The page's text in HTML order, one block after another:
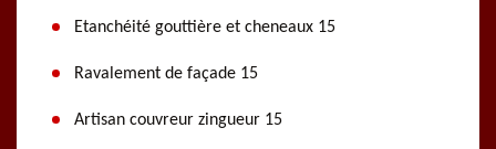
Etanchéité gouttière et cheneaux 15
Ravalement de façade 15
Artisan couvreur zingueur 15